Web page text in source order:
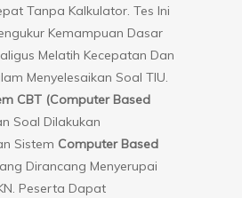
Tanpa Kalkulator. Tes Ini
Kemampuan Dasar
Melatih Kecepatan Dan
Menyelesaikan Soal TIU.
CBT (Computer Based
Soal Dilakukan
Sistem Computer Based
Dirancang Menyerupai
Peserta Dapat